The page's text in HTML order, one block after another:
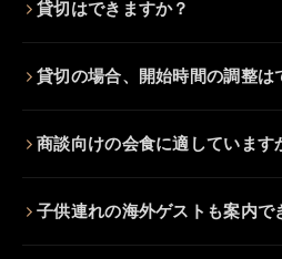
貸切はできますか？
貸切の場合、開始時間の調整は
商談向けの会食に適しています
子供連れの海外ゲストも案内で